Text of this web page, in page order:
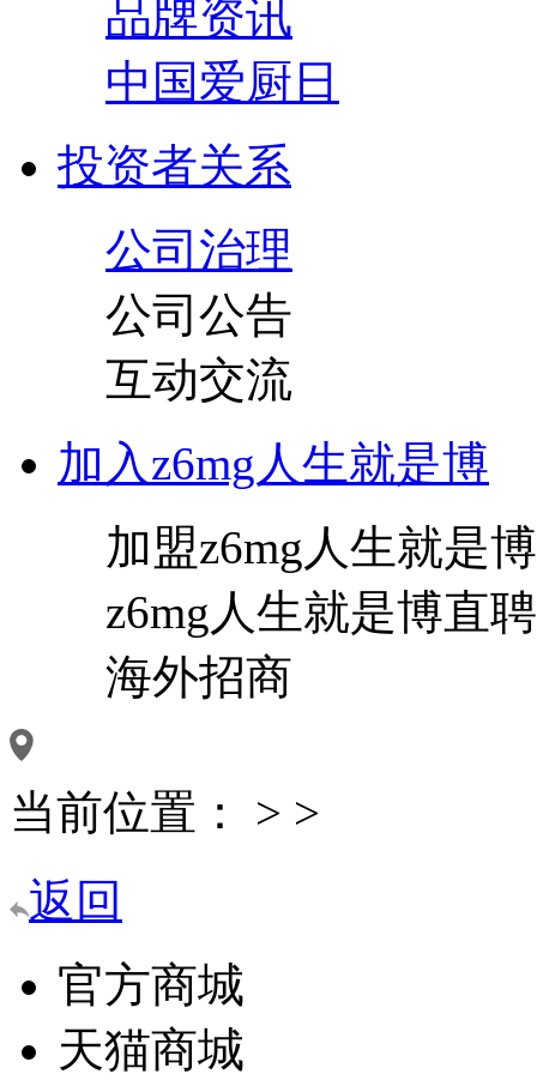
品牌资讯
中国爱厨日
投资者关系
公司治理
公司公告
互动交流
加入z6mg人生就是博
加盟z6mg人生就是博
z6mg人生就是博直聘
海外招商
当前位置： > >
返回
官方商城
天猫商城